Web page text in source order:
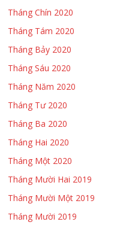
Tháng Chín 2020
Tháng Tám 2020
Tháng Bảy 2020
Tháng Sáu 2020
Tháng Năm 2020
Tháng Tư 2020
Tháng Ba 2020
Tháng Hai 2020
Tháng Một 2020
Tháng Mười Hai 2019
Tháng Mười Một 2019
Tháng Mười 2019